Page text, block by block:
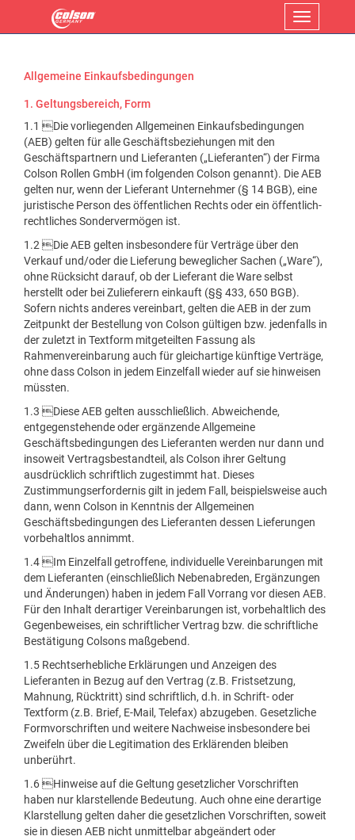
Menü
Allgemeine Einkaufsbedingungen
1. Geltungsbereich, Form
1.1 Die vorliegenden Allgemeinen Einkaufsbedingungen
(AEB) gelten für alle Geschäftsbeziehungen mit den
Geschäftspartnern und Lieferanten („Lieferanten“) der Firma
Colson Rollen GmbH (im folgenden Colson genannt). Die AEB
gelten nur, wenn der Lieferant Unternehmer (§ 14 BGB), eine
juristische Person des öffentlichen Rechts oder ein öffentlich-
rechtliches Sondervermögen ist.
1.2 Die AEB gelten insbesondere für Verträge über den
Verkauf und/oder die Lieferung beweglicher Sachen („Ware“),
ohne Rücksicht darauf, ob der Lieferant die Ware selbst
herstellt oder bei Zulieferern einkauft (§§ 433, 650 BGB).
Sofern nichts anderes vereinbart, gelten die AEB in der zum
Zeitpunkt der Bestellung von Colson gültigen bzw. jedenfalls in
der zuletzt in Textform mitgeteilten Fassung als
Rahmenvereinbarung auch für gleichartige künftige Verträge,
ohne dass Colson in jedem Einzelfall wieder auf sie hinweisen
müssten.
1.3 Diese AEB gelten ausschließlich. Abweichende,
entgegenstehende oder ergänzende Allgemeine
Geschäftsbedingungen des Lieferanten werden nur dann und
insoweit Vertragsbestandteil, als Colson ihrer Geltung
ausdrücklich schriftlich zugestimmt hat. Dieses
Zustimmungserfordernis gilt in jedem Fall, beispielsweise auch
dann, wenn Colson in Kenntnis der Allgemeinen
Geschäftsbedingungen des Lieferanten dessen Lieferungen
vorbehaltlos annimmt.
1.4 Im Einzelfall getroffene, individuelle Vereinbarungen mit
dem Lieferanten (einschließlich Nebenabreden, Ergänzungen
und Änderungen) haben in jedem Fall Vorrang vor diesen AEB.
Für den Inhalt derartiger Vereinbarungen ist, vorbehaltlich des
Gegenbeweises, ein schriftlicher Vertrag bzw. die schriftliche
Bestätigung Colsons maßgebend.
1.5 Rechtserhebliche Erklärungen und Anzeigen des
Lieferanten in Bezug auf den Vertrag (z.B. Fristsetzung,
Mahnung, Rücktritt) sind schriftlich, d.h. in Schrift- oder
Textform (z.B. Brief, E-Mail, Telefax) abzugeben. Gesetzliche
Formvorschriften und weitere Nachweise insbesondere bei
Zweifeln über die Legitimation des Erklärenden bleiben
unberührt.
1.6 Hinweise auf die Geltung gesetzlicher Vorschriften
haben nur klarstellende Bedeutung. Auch ohne eine derartige
Klarstellung gelten daher die gesetzlichen Vorschriften, soweit
sie in diesen AEB nicht unmittelbar abgeändert oder